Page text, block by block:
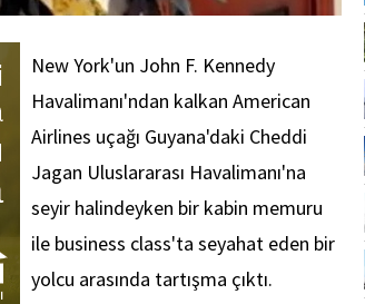
New York'un John F. Kennedy
Havalimanı'ndan kalkan American
Airlines uçağı Guyana'daki Cheddi
Jagan Uluslararası Havalimanı'na
seyir halindeyken bir kabin memuru
ile business class'ta seyahat eden bir
yolcu arasında tartışma çıktı.